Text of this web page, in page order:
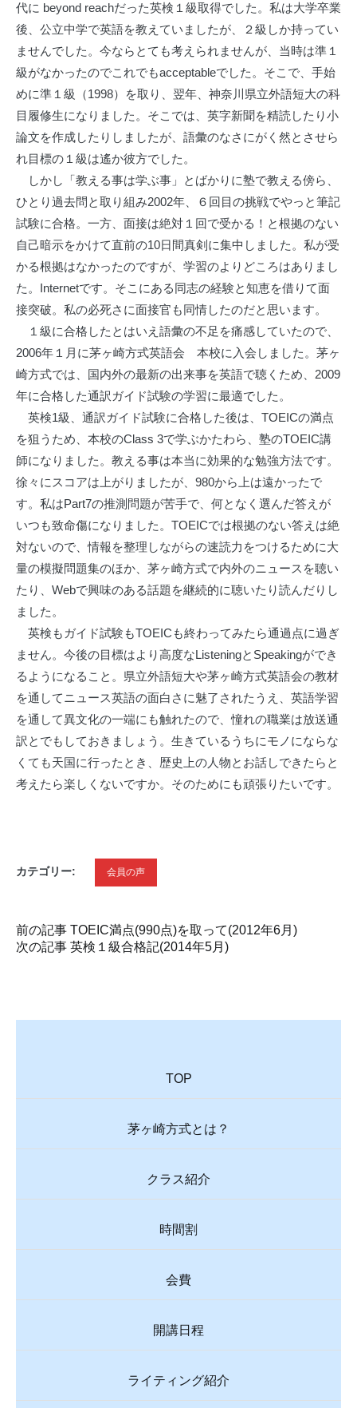
代に beyond reachだった英検１級取得でした。私は大学卒業
後、公立中学で英語を教えていましたが、２級しか持ってい
ませんでした。今ならとても考えられませんが、当時は準１
級がなかったのでこれでもacceptableでした。そこで、手始
めに準１級（1998）を取り、翌年、神奈川県立外語短大の科
目履修生になりました。そこでは、英字新聞を精読したり小
論文を作成したりしましたが、語彙のなさにがく然とさせら
れ目標の１級は遙か彼方でした。
しかし「教える事は学ぶ事」とばかりに塾で教える傍ら、
ひとり過去問と取り組み2002年、６回目の挑戦でやっと筆記
試験に合格。一方、面接は絶対１回で受かる！と根拠のない
自己暗示をかけて直前の10日間真剣に集中しました。私が受
かる根拠はなかったのですが、学習のよりどころはありまし
た。Internetです。そこにある同志の経験と知恵を借りて面
接突破。私の必死さに面接官も同情したのだと思います。
１級に合格したとはいえ語彙の不足を痛感していたので、
2006年１月に茅ヶ崎方式英語会 本校に入会しました。茅ヶ
崎方式では、国内外の最新の出来事を英語で聴くため、2009
年に合格した通訳ガイド試験の学習に最適でした。
英検1級、通訳ガイド試験に合格した後は、TOEICの満点
を狙うため、本校のClass 3で学ぶかたわら、塾のTOEIC講
師になりました。教える事は本当に効果的な勉強方法です。
徐々にスコアは上がりましたが、980から上は遠かったで
す。私はPart7の推測問題が苦手で、何となく選んだ答えが
いつも致命傷になりました。TOEICでは根拠のない答えは絶
対ないので、情報を整理しながらの速読力をつけるために大
量の模擬問題集のほか、茅ヶ崎方式で内外のニュースを聴い
たり、Webで興味のある話題を継続的に聴いたり読んだりし
ました。
英検もガイド試験もTOEICも終わってみたら通過点に過ぎ
ません。今後の目標はより高度なListeningとSpeakingができ
るようになること。県立外語短大や茅ヶ崎方式英語会の教材
を通してニュース英語の面白さに魅了されたうえ、英語学習
を通して異文化の一端にも触れたので、憧れの職業は放送通
訳とでもしておきましょう。生きているうちにモノにならな
くても天国に行ったとき、歴史上の人物とお話しできたらと
考えたら楽しくないですか。そのためにも頑張りたいです。
カテゴリー: 会員の声
前の記事 TOEIC満点(990点)を取って(2012年6月)
次の記事 英検１級合格記(2014年5月)
TOP
茅ヶ崎方式とは？
クラス紹介
時間割
会費
開講日程
ライティング紹介